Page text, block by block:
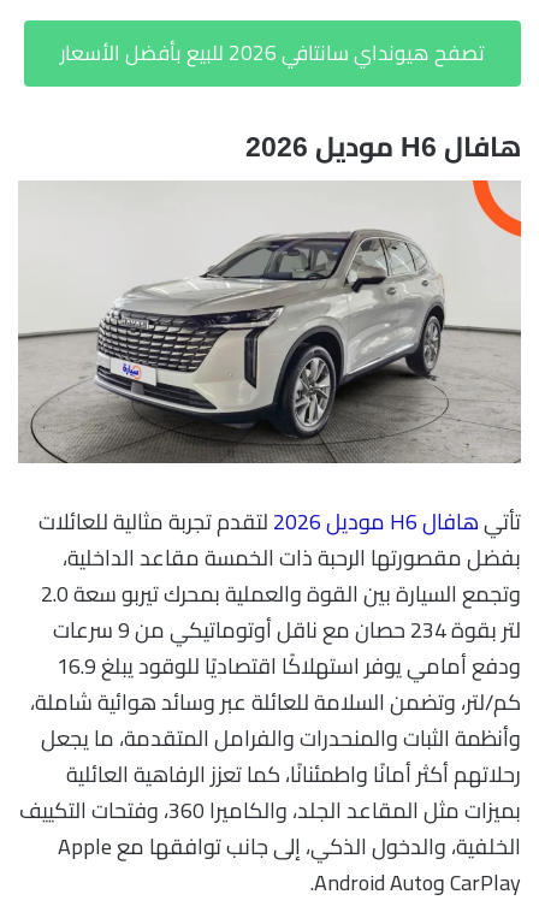
تصفح هيونداي سانتافي 2026 للبيع بأفضل الأسعار
هافال H6 موديل 2026
تأتيهافال H6 موديل 2026
لتقدم تجربة مثالية للعائلات
بفضل مقصورتها الرحبة ذات الخمسة مقاعد الداخلية،
وتجمع السيارة بين القوة والعملية بمحرك تيربو سعة 2.0
لتر بقوة 234 حصان مع ناقل أوتوماتيكي من 9 سرعات
ودفع أمامي يوفر استهلاكًا اقتصاديًا للوقود يبلغ 16.9
كم/لتر، وتضمن السلامة للعائلة عبر وسائد هوائية شاملة،
وأنظمة الثبات والمنحدرات والفرامل المتقدمة، ما يجعل
رحلاتهم أكثر أمانًا واطمئنانًا، كما تعزز الرفاهية العائلية
بميزات مثل المقاعد الجلد، والكاميرا 360، وفتحات التكييف
الخلفية، والدخول الذكي، إلى جانب توافقها مع Apple
CarPlay وAndroid Auto.